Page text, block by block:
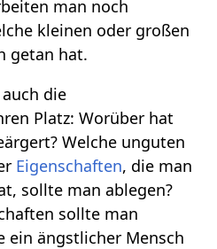
man noch
kleinen oder großen
getan hat.
die
Platz: Worüber hat
Welche unguten
Eigenschaften, die man
sollte man ablegen?
sollte man
ein ängstlicher Mensch